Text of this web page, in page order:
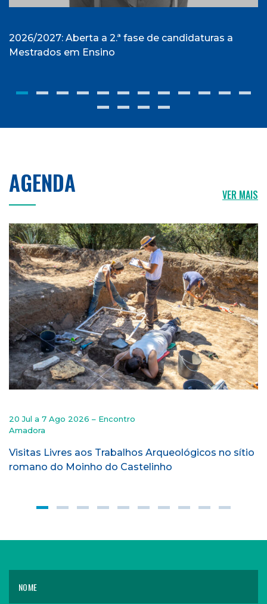
2026/2027: Aberta a 2.ª fase de candidaturas a
Mestrados em Ensino
AGENDA VER MAIS
20 Jul a 7 Ago 2026 – Encontro
Amadora
Visitas Livres aos Trabalhos Arqueológicos no sítio
romano do Moinho do Castelinho